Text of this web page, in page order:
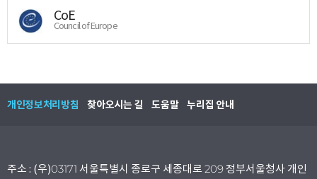
CoE
Council of Europe
개인정보처리방침 찾아오시는 길 도움말 누리집 안내
주소 : (우)03171 서울특별시 종로구 세종대로 209 정부서울청사 개인